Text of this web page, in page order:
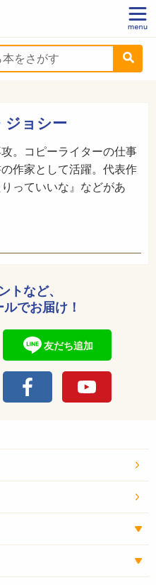
ジョシー
。コピーライターの仕事
作家として活躍。代表作
っていいな』などがあ
トなど、
でお届け！
友だち追加